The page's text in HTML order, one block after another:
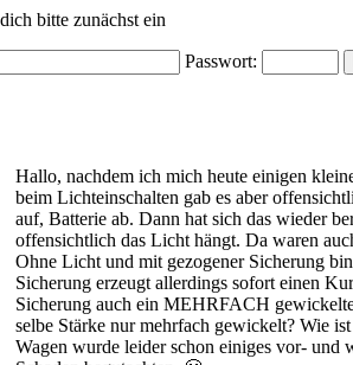
bitte zunächst ein
Passwort:
Hallo, nachdem ich mich heute einigen
beim Lichteinschalten gab es aber
auf, Batterie ab. Dann hat sich das wieder
offensichtlich das Licht hängt. Da waren
Ohne Licht und mit gezogener Sicherung
Sicherung erzeugt allerdings sofort einen
Sicherung auch ein MEHRFACH
selbe Stärke nur mehrfach gewickelt? Wie
Wagen wurde leider schon einiges vor- und